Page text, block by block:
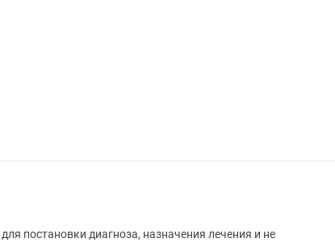
постановки диагноза, назначения лечения и не